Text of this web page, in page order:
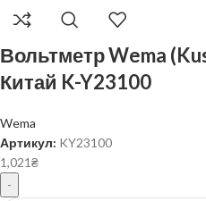
Вольтметр Wema
Китай K-Y23100
Wema
Артикул: KY23100
1,021₴